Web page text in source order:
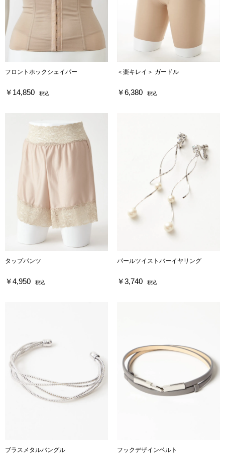
フロントホックシェイパー
￥14,850 税込
＜楽キレイ＞ ガードル
￥6,380 税込
タップパンツ
￥4,950 税込
パールツイストバーイヤリング
￥3,740 税込
ブラスメタルバングル フックデザインベルト